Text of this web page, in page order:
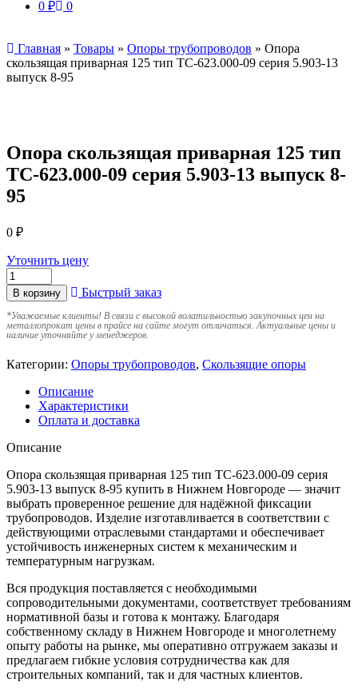
0 ₽ 0
Главная » Товары » Опоры трубопроводов » Опора
скользящая приварная 125 тип ТС-623.000-09 серия 5.903-13
выпуск 8-95
Опора скользящая приварная 125 тип
ТС-623.000-09 серия 5.903-13 выпуск 8-
95
0 ₽
Уточнить цену
В корзину Быстрый заказ
*Уважаемые клиенты! В связи с высокой волатильностью закупочных цен на
металлопрокат цены в прайсе на сайте могут отличаться. Актуальные цены и
наличие уточняйте у менеджеров.
Категории: Опоры трубопроводов, Скользящие опоры
Описание
Характеристики
Оплата и доставка
Описание
Опора скользящая приварная 125 тип ТС-623.000-09 серия
5.903-13 выпуск 8-95 купить в Нижнем Новгороде — значит
выбрать проверенное решение для надёжной фиксации
трубопроводов. Изделие изготавливается в соответствии с
действующими отраслевыми стандартами и обеспечивает
устойчивость инженерных систем к механическим и
температурным нагрузкам.
Вся продукция поставляется с необходимыми
сопроводительными документами, соответствует требованиям
нормативной базы и готова к монтажу. Благодаря
собственному складу в Нижнем Новгороде и многолетнему
опыту работы на рынке, мы оперативно отгружаем заказы и
предлагаем гибкие условия сотрудничества как для
строительных компаний, так и для частных клиентов.